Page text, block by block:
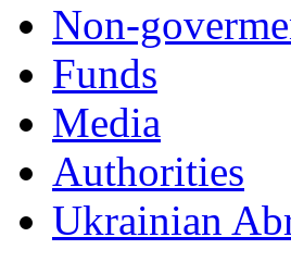
Non-
Funds
Мedia
Authorities
Ukrainian